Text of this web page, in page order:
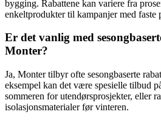
bygging. Rabattene kan variere fra
enkeltprodukter til kampanjer med faste
Er det vanlig med
Monter?
Ja, Monter tilbyr ofte sesongbaserte
eksempel kan det være spesielle tilbud
sommeren for utendørsprosjekter, eller
isolasjonsmaterialer før vinteren.